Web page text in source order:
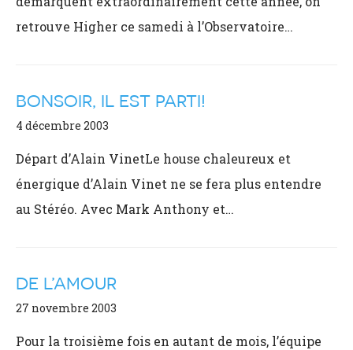
retrouve Higher ce samedi à l’Observatoire…
BONSOIR, IL EST PARTI!
4 décembre 2003
Départ d’Alain VinetLe house chaleureux et
énergique d’Alain Vinet ne se fera plus entendre
au Stéréo. Avec Mark Anthony et…
DE L’AMOUR
27 novembre 2003
Pour la troisième fois en autant de mois, l’équipe